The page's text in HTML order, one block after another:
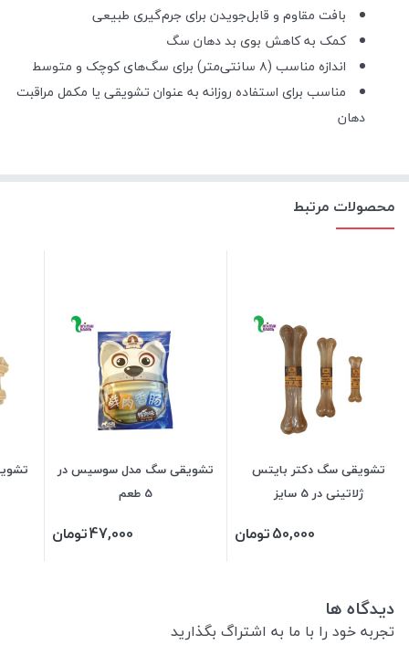
بافت مقاوم و قابل‌جویدن برای جرم‌گیری طبیعی
کمک به کاهش بوی بد دهان سگ
اندازه مناسب (۸ سانتی‌متر) برای سگ‌های کوچک و متوسط
مناسب برای استفاده روزانه به عنوان تشویقی یا مکمل مراقبت
دهان
محصولات مرتبط
تشویقی سگ دکتر بایتس
ژلاتینی در 5 سایز
50,000تومان
تشویقی سگ مدل سوسیس در
5 طعم
47,000تومان
دیدگاه ها
تجربه خود را با ما به اشتراگ بگذارید